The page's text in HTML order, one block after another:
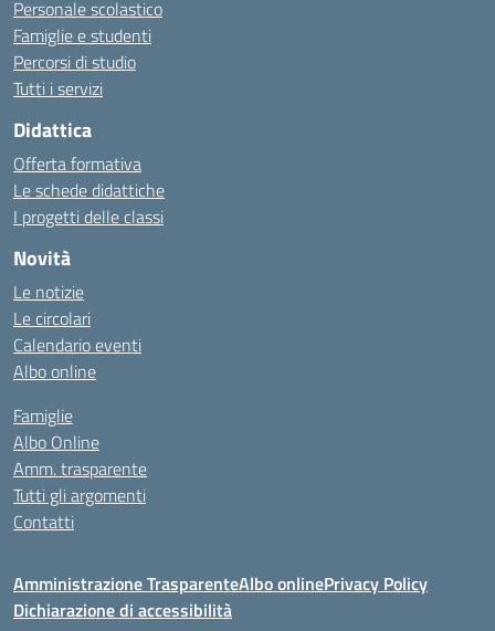
Personale scolastico
Famiglie e studenti
Percorsi di studio
Tutti i servizi
Didattica
Offerta formativa
Le schede didattiche
I progetti delle classi
Novità
Le notizie
Le circolari
Calendario eventi
Albo online
Famiglie
Albo Online
Amm. trasparente
Tutti gli argomenti
Contatti
Amministrazione TrasparenteAlbo onlinePrivacy Policy
Dichiarazione di accessibilità